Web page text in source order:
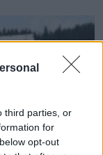
third parties, or
for
opt-out